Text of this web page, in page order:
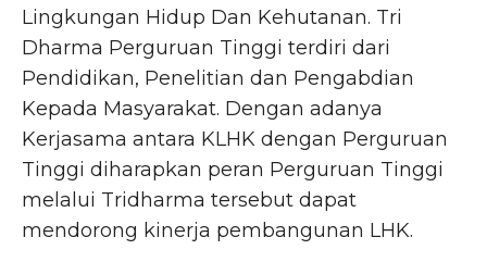
Lingkungan Hidup Dan Kehutanan. Tri
Dharma Perguruan Tinggi terdiri dari
Pendidikan, Penelitian dan Pengabdian
Kepada Masyarakat. Dengan adanya
Kerjasama antara KLHK dengan Perguruan
Tinggi diharapkan peran Perguruan Tinggi
melalui Tridharma tersebut dapat
mendorong kinerja pembangunan LHK.